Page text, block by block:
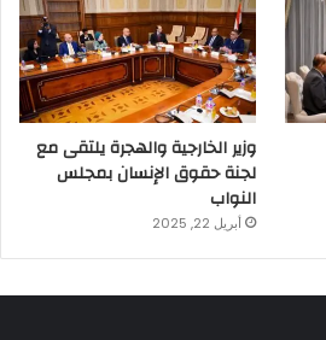
وزير الخارجية والهجرة يلتقى مع
لجنة حقوق الإنسان بمجلس
النواب
أبريل 22, 2025